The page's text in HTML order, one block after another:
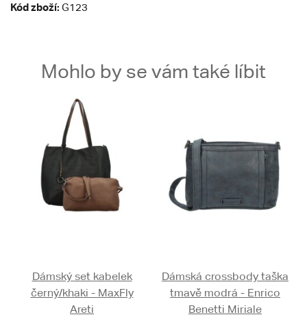
Kód zboží: G123
Mohlo by se vám také líbit
Dámský set kabelek
černý/khaki - MaxFly
Areti
Dámská crossbody taška
tmavě modrá - Enrico
Benetti Miriale